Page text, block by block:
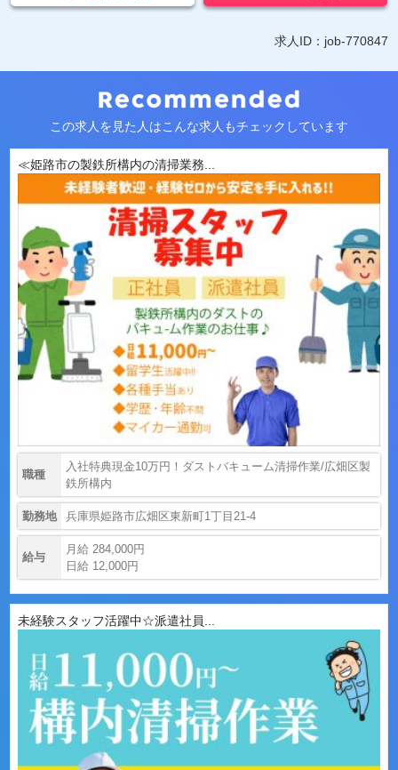
求人ID：job-770847
この求人を見た人はこんな求人もチェックしています
≪姫路市の製鉄所構内の清掃業務...
職種
入社特典現金10万円！ダストバキューム清掃作業/広畑区製
鉄所構内
勤務地 兵庫県姫路市広畑区東新町1丁目21-4
給与
月給 284,000円
日給 12,000円
未経験スタッフ活躍中☆派遣社員...